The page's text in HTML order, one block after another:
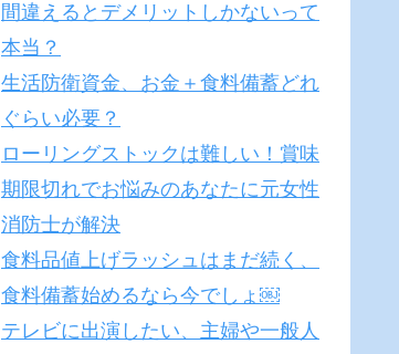
間違えるとデメリットしかないって
本当？
生活防衛資金、お金＋食料備蓄どれ
ぐらい必要？
ローリングストックは難しい！賞味
期限切れでお悩みのあなたに元女性
消防士が解決
食料品値上げラッシュはまだ続く、
食料備蓄始めるなら今でしょ￼
テレビに出演したい、主婦や一般人